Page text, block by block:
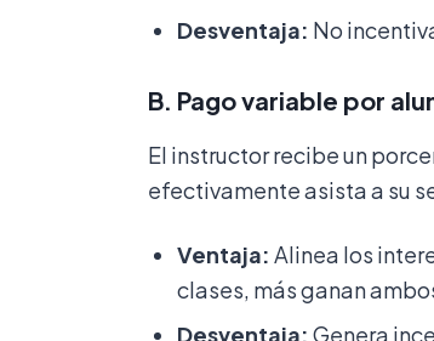
Desventaja: No
B. Pago variable por
El instructor recibe un
efectivamente asista a su
Ventaja: Alinea los
clases, más ganan
Desventaja: Genera